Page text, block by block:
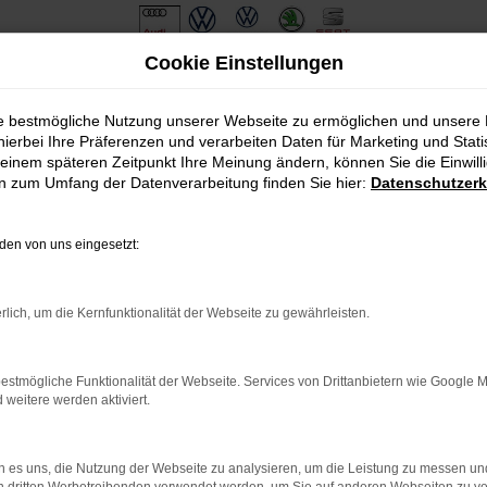
bestimmter Seiten verhindern. Funktioniert die Seite in
dem neuesten Stand sind.
kann auch dazu führen, dass bestimmte Funktionen nicht
Cookie Einstellungen
bestmögliche Nutzung unserer Webseite zu ermöglichen und unsere
Ihre Präferenzen und verarbeiten Daten für Marketing und
späteren Zeitpunkt Ihre Meinung ändern, können Sie die
zum Umfang der Datenverarbeitung finden Sie hier:
von uns eingesetzt:
um die Kernfunktionalität der Webseite zu gewährleisten.
Funktionalität der Webseite. Services von Drittanbietern wie Google
weitere werden aktiviert.
es uns, die Nutzung der Webseite zu analysieren, um die Leistung zu messen